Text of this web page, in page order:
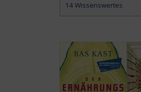
14Wissenswertes